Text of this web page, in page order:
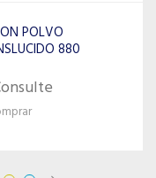
DUPONT POLVO
VP12